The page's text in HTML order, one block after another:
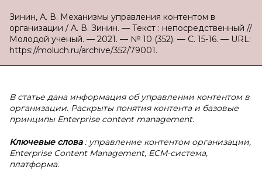
Зинин, А. В. Механизмы управления контентом в
организации / А. В. Зинин. — Текст : непосредственный //
Молодой ученый. — 2021. — № 10 (352). — С. 15-16. — URL:
https://moluch.ru/archive/352/79001.
В статье дана информация об управлении контентом в
организации. Раскрыты понятия контента и базовые
принципы Enterprise content management.
Ключевые слова : управление контентом организации,
Enterprise Content Management, ECM-система,
платформа.